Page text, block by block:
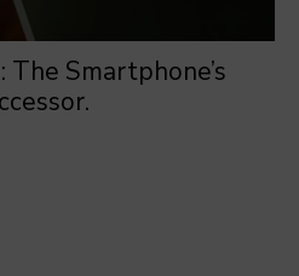
The Smartphone’s